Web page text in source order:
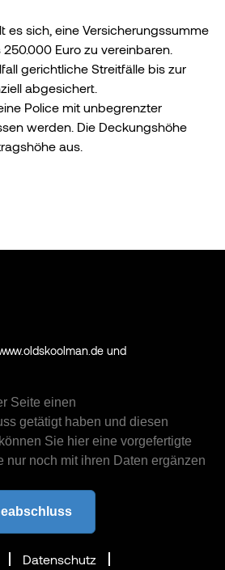
es sich, eine Versicherungssumme
Euro zu vereinbaren.
gerichtliche Streitfälle bis zur
abgesichert.
Police mit unbegrenzter
werden. Die Deckungshöhe
aus.
und
Seite einen
getätigt haben und diesen
Sie hier eine vorgefertigte
nur noch mit ihren Daten ergänzen
Datenschutz